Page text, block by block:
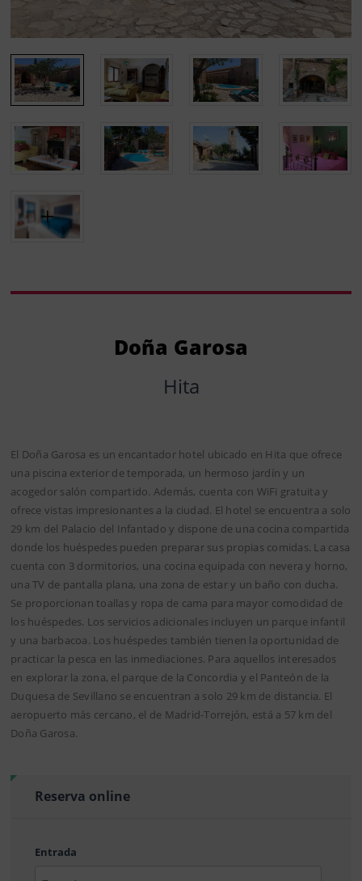
Doña Garosa
Hita
El Doña Garosa es un encantador hotel ubicado en Hita que ofrece
una piscina exterior de temporada, un hermoso jardín y un
acogedor salón compartido. Además, cuenta con WiFi gratuita y
ofrece vistas impresionantes a la ciudad. El hotel se encuentra a solo
29 km del Palacio del Infantado y dispone de una cocina compartida
donde los huéspedes pueden preparar sus propias comidas. La casa
cuenta con 3 dormitorios, una cocina equipada con nevera y horno,
una TV de pantalla plana, una zona de estar y un baño con ducha.
Se proporcionan toallas y ropa de cama para mayor comodidad de
los huéspedes. Los servicios adicionales incluyen un parque infantil
y una barbacoa. Los huéspedes también tienen la oportunidad de
practicar la pesca en las inmediaciones. Para aquellos interesados
en explorar la zona, el parque de la Concordia y el Panteón de la
Duquesa de Sevillano se encuentran a solo 29 km de distancia. El
aeropuerto más cercano, el de Madrid-Torrejón, está a 57 km del
Doña Garosa.
Reserva online
Entrada